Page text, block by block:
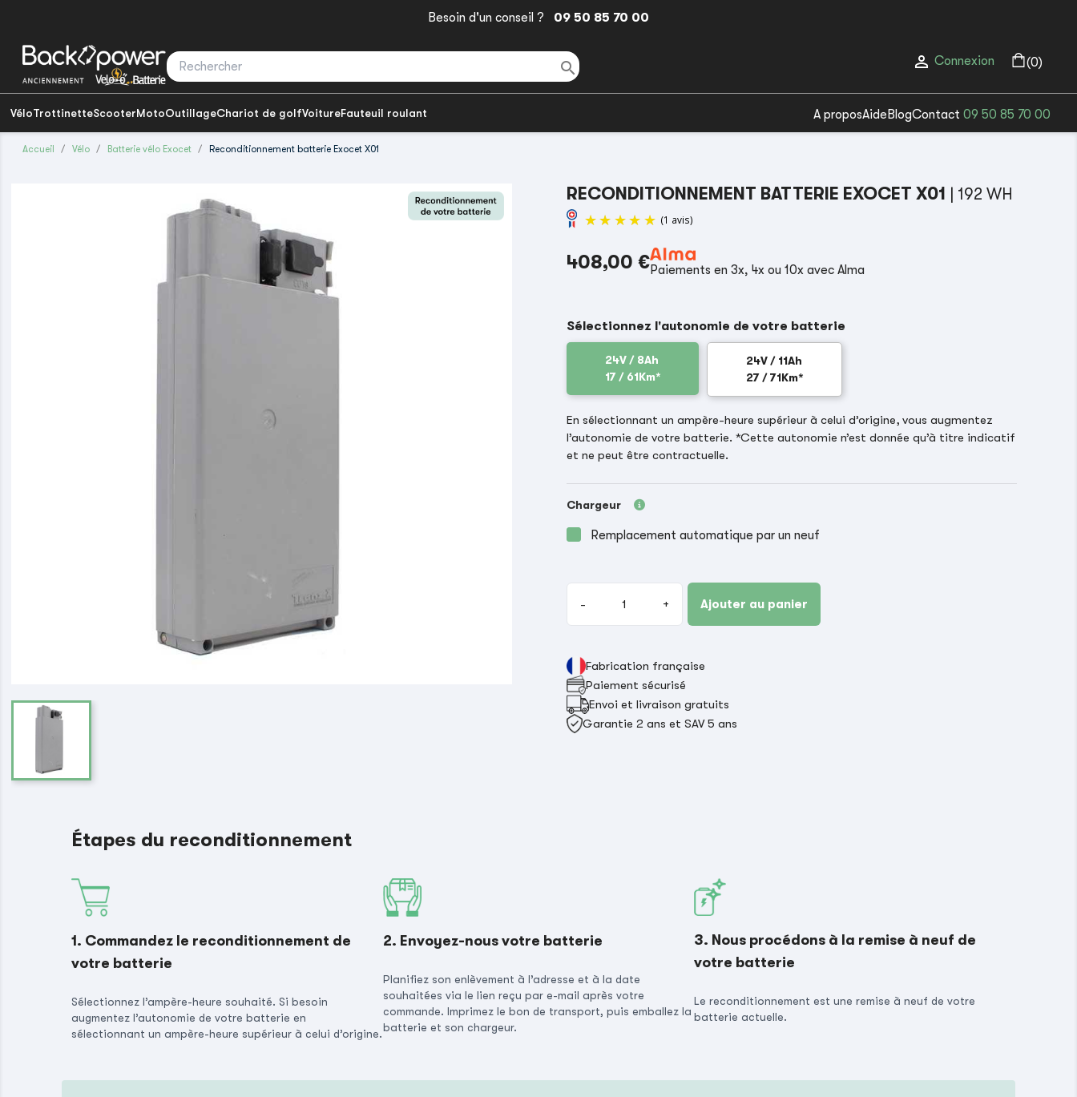
Besoin d'un conseil ? 09 50 85 70 00
  Connexion (0)
VéloTrottinetteScooterMotoOutillageChariot de golfVoitureFauteuil roulant A proposAide BlogContact 09 50 85 70 00
Accueil Vélo Batterie vélo Exocet Reconditionnement batterie Exocet X01
RECONDITIONNEMENT BATTERIE EXOCET X01 | 192 WH
408,00 €Paiements en 3x, 4x ou 10x avec Alma
Sélectionnez l'autonomie de votre batterie
24V / 8Ah
17 / 61Km*
24V / 11Ah
27 / 71Km*
En sélectionnant un ampère-heure supérieur à celui d’origine, vous augmentez
l’autonomie de votre batterie. *Cette autonomie n’est donnée qu’à titre indicatif
et ne peut être contractuelle.
Chargeur
Remplacement automatique par un neuf
- + Ajouter au panier
Fabrication française
Paiement sécurisé
Envoi et livraison gratuits
Garantie 2 ans et SAV 5 ans
Étapes du reconditionnement
1. Commandez le reconditionnement de
votre batterie
Sélectionnez l’ampère-heure souhaité. Si besoin
augmentez l’autonomie de votre batterie en
sélectionnant un ampère-heure supérieur à celui d’origine.
2. Envoyez-nous votre batterie
Planifiez son enlèvement à l’adresse et à la date
souhaitées via le lien reçu par e-mail après votre
commande. Imprimez le bon de transport, puis emballez la
batterie et son chargeur.
3. Nous procédons à la remise à neuf de
votre batterie
Le reconditionnement est une remise à neuf de votre
batterie actuelle.